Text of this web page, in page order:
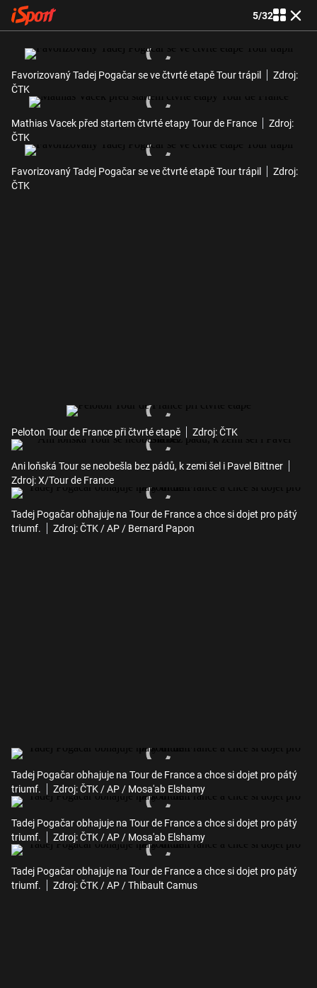
5/32
Favorizovaný Tadej Pogačar se ve čtvrté etapě Tour trápil
Zdroj:
ČTK
Mathias Vacek před startem čtvrté etapy Tour de France
Zdroj:
ČTK
Favorizovaný Tadej Pogačar se ve čtvrté etapě Tour trápil
Zdroj:
ČTK
Peloton Tour de France při čtvrté etapě Zdroj: ČTK
Ani loňská Tour se neobešla bez pádů, k zemi šel i Pavel Bittner
Zdroj: X/Tour de France
Tadej Pogačar obhajuje na Tour de France a chce si dojet pro pátý
triumf.
Zdroj: ČTK / AP / Bernard Papon
Tadej Pogačar obhajuje na Tour de France a chce si dojet pro pátý
triumf.
Zdroj: ČTK / AP / Mosa'ab Elshamy
Tadej Pogačar obhajuje na Tour de France a chce si dojet pro pátý
triumf.
Zdroj: ČTK / AP / Mosa'ab Elshamy
Tadej Pogačar obhajuje na Tour de France a chce si dojet pro pátý
triumf.
Zdroj: ČTK / AP / Thibault Camus